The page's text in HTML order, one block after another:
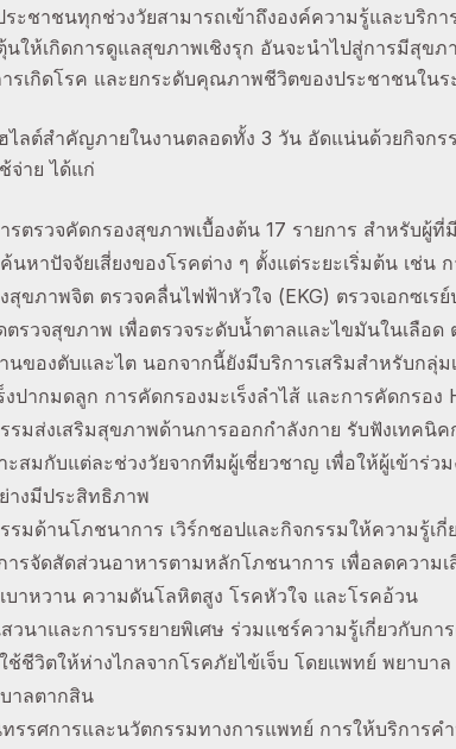
ระชาชนทุกช่วงวัยสามารถเข้าถึงองค์ความรู้และบริก
นให้เกิดการดูแลสุขภาพเชิงรุก อันจะนำไปสู่การมีสุข
ารเกิดโรค และยกระดับคุณภาพชีวิตของประชาชนในร
ไลต์สำคัญภายในงานตลอดทั้ง 3 วัน อัดแน่นด้วยกิจก
จ่าย ได้แก่
รตรวจคัดกรองสุขภาพเบื้องต้น 17 รายการ สำหรับผู้
นหาปัจจัยเสี่ยงของโรคต่าง ๆ ตั้งแต่ระยะเริ่มต้น เช่
สุขภาพจิต ตรวจคลื่นไฟฟ้าหัวใจ (EKG) ตรวจเอกซเร
ตรวจสุขภาพ เพื่อตรวจระดับน้ำตาลและไขมันในเลือ
นของตับและไต นอกจากนี้ยังมีบริการเสริมสำหรับกลุ่
งปากมดลูก การคัดกรองมะเร็งลำไส้ และการคัดกรอง
รมส่งเสริมสุขภาพด้านการออกกำลังกาย รับฟังเทคนิ
ะสมกับแต่ละช่วงวัยจากทีมผู้เชี่ยวชาญ เพื่อให้ผู้เข้าร่
างมีประสิทธิภาพ
รมด้านโภชนาการ เวิร์กชอปและกิจกรรมให้ความรู้เ
ารจัดสัดส่วนอาหารตามหลักโภชนาการ เพื่อลดความเ
บาหวาน ความดันโลหิตสูง โรคหัวใจ และโรคอ้วน
สวนาและการบรรยายพิเศษ ร่วมแชร์ความรู้เกี่ยวกับ
ช้ชีวิตให้ห่างไกลจากโรคภัยไข้เจ็บ โดยแพทย์ พยาบา
าลตากสิน
รรศการและนวัตกรรมทางการแพทย์ การให้บริการค